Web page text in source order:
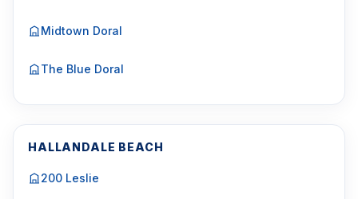
Midtown Doral
The Blue Doral
HALLANDALE BEACH
200 Leslie